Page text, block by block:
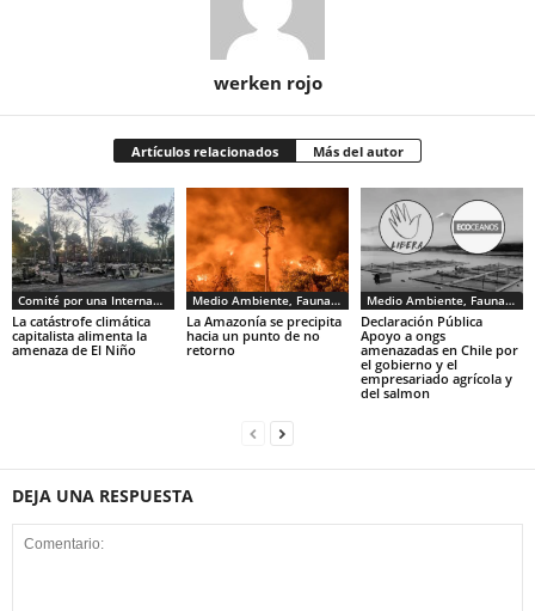
werken rojo
Artículos relacionados Más del autor
Comité por una Internacional de los Trabajadores - CIT
La catástrofe climática
capitalista alimenta la
amenaza de El Niño
Medio Ambiente, Fauna y Sociedad
La Amazonía se precipita
hacia un punto de no
retorno
Medio Ambiente, Fauna y Sociedad
Declaración Pública
Apoyo a ongs
amenazadas en Chile por
el gobierno y el
empresariado agrícola y
del salmon
DEJA UNA RESPUESTA